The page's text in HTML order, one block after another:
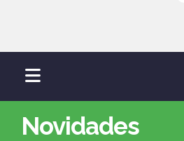
Novidades